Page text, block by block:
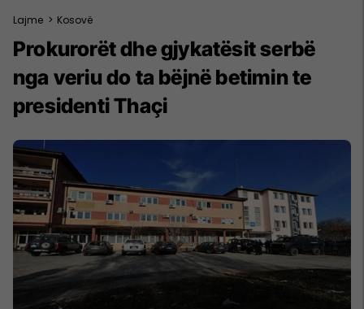
Lajme > Kosovë
Prokurorët dhe gjykatësit serbë
nga veriu do ta bëjnë betimin te
presidenti Thaçi